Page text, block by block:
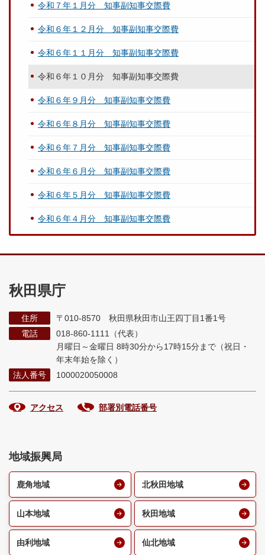
令和７年１月分 知事副知事交際費
令和６年１２月分 知事副知事交際費
令和６年１１月分 知事副知事交際費
令和６年１０月分 知事副知事交際費
令和６年９月分 知事副知事交際費
令和６年８月分 知事副知事交際費
令和６年７月分 知事副知事交際費
令和６年６月分 知事副知事交際費
令和６年５月分 知事副知事交際費
令和６年４月分 知事副知事交際費
秋田県庁
住所
〒010-8570 秋田県秋田市山王四丁目1番1号
電話
018-860-1111（代表）
月曜日～金曜日 8時30分から17時15分まで （祝日・
年末年始を除く）
法人番号
1000020050008
アクセス 部署別電話番号
地域振興局
鹿角地域 北秋田地域
山本地域 秋田地域
由利地域 仙北地域